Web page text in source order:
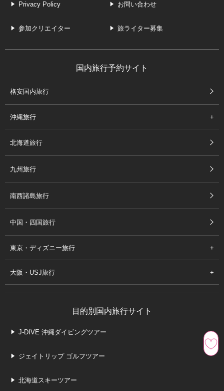
Privacy Policy お問い合わせ
参加クリエイター 旅ライター募集
国内旅行予約サイト
格安国内旅行
沖縄旅行
北海道旅行
九州旅行
南西諸島旅行
中国・四国旅行
東京・ディズニー旅行
大阪・USJ旅行
目的別国内旅行サイト
J-DIVE 沖縄ダイビングツアー
ジェイトリップ ゴルフツアー
北海道スキーツアー